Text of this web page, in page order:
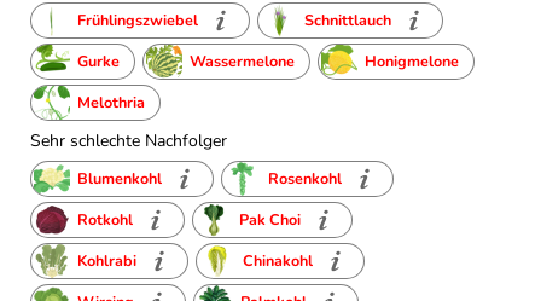
Frühlingszwiebel
Schnittlauch
Gurke
Wassermelone
Honigmelone
Melothria
Sehr schlechte Nachfolger
Blumenkohl
Rosenkohl
Rotkohl
Pak Choi
Kohlrabi
Chinakohl